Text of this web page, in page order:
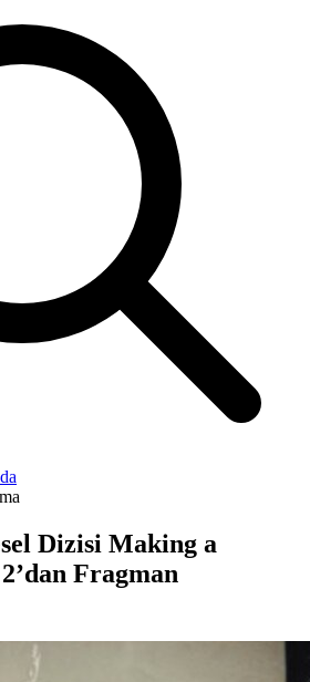
Dizisi Making a
Fragman